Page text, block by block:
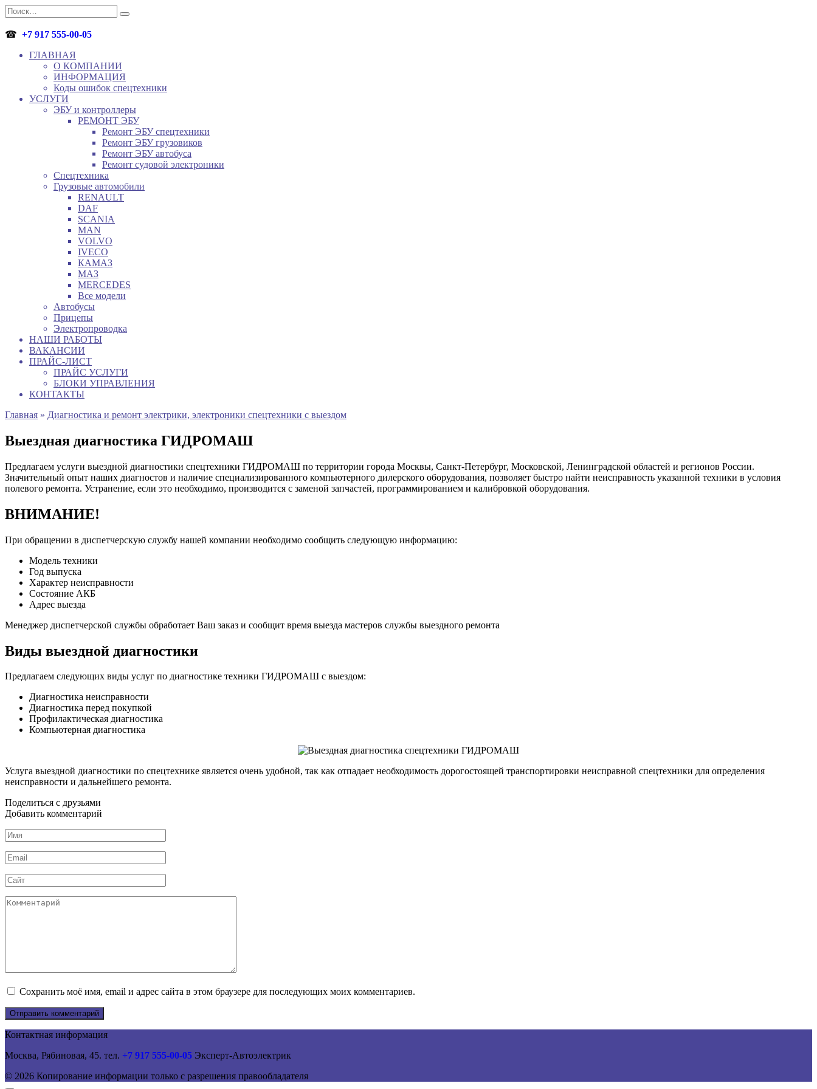
Перейти
к
содержанию
Search
for:
☎ +7 917 555-00-05
ГЛАВНАЯ
О КОМПАНИИ
ИНФОРМАЦИЯ
Коды ошибок спецтехники
УСЛУГИ
ЭБУ и контроллеры
РЕМОНТ ЭБУ
Ремонт ЭБУ спецтехники
Ремонт ЭБУ грузовиков
Ремонт ЭБУ автобуса
Ремонт судовой электроники
Спецтехника
Грузовые автомобили
RENAULT
DAF
SCANIA
MAN
VOLVO
IVECO
КАМАЗ
МАЗ
MERCEDES
Все модели
Автобусы
Прицепы
Электропроводка
НАШИ РАБОТЫ
ВАКАНСИИ
ПРАЙС-ЛИСТ
ПРАЙС УСЛУГИ
БЛОКИ УПРАВЛЕНИЯ
КОНТАКТЫ
Главная » Диагностика и ремонт электрики, электроники спецтехники с выездом
Выездная диагностика ГИДРОМАШ
Предлагаем услуги выездной диагностики спецтехники ГИДРОМАШ по территории города Москвы, Санкт-Петербург, Московской, Ленинградской областей и регионов России.
Значительный опыт наших диагностов и наличие специализированного компьютерного дилерского оборудования, позволяет быстро найти неисправность указанной техники в условия
полевого ремонта. Устранение, если это необходимо, производится с заменой запчастей, программированием и калибровкой оборудования.
ВНИМАНИЕ!
При обращении в диспетчерскую службу нашей компании необходимо сообщить следующую информацию:
Модель техники
Год выпуска
Характер неисправности
Состояние АКБ
Адрес выезда
Менеджер диспетчерской службы обработает Ваш заказ и сообщит время выезда мастеров службы выездного ремонта
Виды выездной диагностики
Предлагаем следующих виды услуг по диагностике техники ГИДРОМАШ с выездом:
Диагностика неисправности
Диагностика перед покупкой
Профилактическая диагностика
Компьютерная диагностика
Услуга выездной диагностики по спецтехнике является очень удобной, так как отпадает необходимость дорогостоящей транспортировки неисправной спецтехники для определения
неисправности и дальнейшего ремонта.
Поделиться с друзьями
Добавить комментарий
Имя
*
Email
*
Сайт
Комментарий
Сохранить моё имя, email и адрес сайта в этом браузере для последующих моих комментариев.
Контактная информация
Москва, Рябиновая, 45. тел. +7 917 555-00-05 Эксперт-Автоэлектрик
© 2026 Копирование информации только с разрешения правообладателя